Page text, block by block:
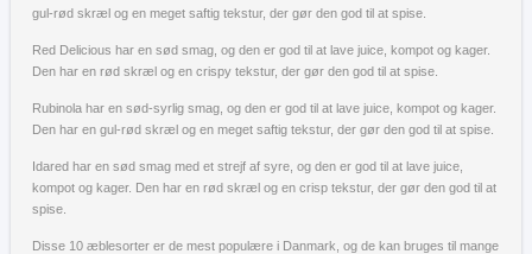
gul-rød skræl og en meget saftig tekstur, der gør den god til at spise.
Red Delicious har en sød smag, og den er god til at lave juice, kompot og kager.
Den har en rød skræl og en crispy tekstur, der gør den god til at spise.
Rubinola har en sød-syrlig smag, og den er god til at lave juice, kompot og kager.
Den har en gul-rød skræl og en meget saftig tekstur, der gør den god til at spise.
Idared har en sød smag med et strejf af syre, og den er god til at lave juice,
kompot og kager. Den har en rød skræl og en crisp tekstur, der gør den god til at
spise.
Disse 10 æblesorter er de mest populære i Danmark, og de kan bruges til mange